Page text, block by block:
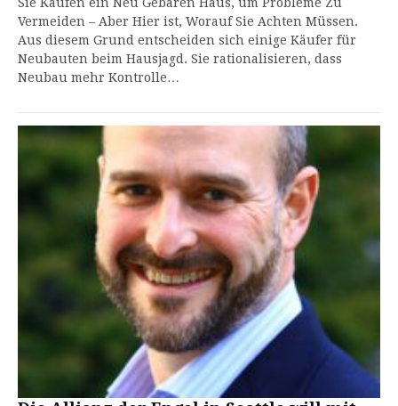
Vermeiden – Aber Hier ist, Worauf Sie Achten Müssen.
Aus diesem Grund entscheiden sich einige Käufer für
Neubauten beim Hausjagd. Sie rationalisieren, dass
Neubau mehr Kontrolle…